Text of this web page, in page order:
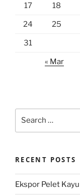
17 18
24 25
31
« Mar
RECENT POSTS
Ekspor Pelet